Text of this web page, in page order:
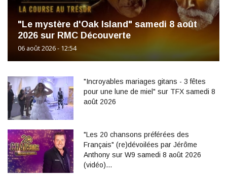
"Le mystère d'Oak Island" samedi 8 août
2026 sur RMC Découverte
06 août 2026 - 12:54
"Incroyables mariages gitans - 3 fêtes
pour une lune de miel" sur TFX samedi 8
août 2026
"Les 20 chansons préférées des
Français" (re)dévoilées par Jérôme
Anthony sur W9 samedi 8 août 2026
(vidéo)…